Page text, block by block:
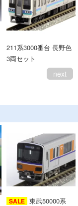
211系3000番台 長野色
3両セット
next
SALE 東武50000系